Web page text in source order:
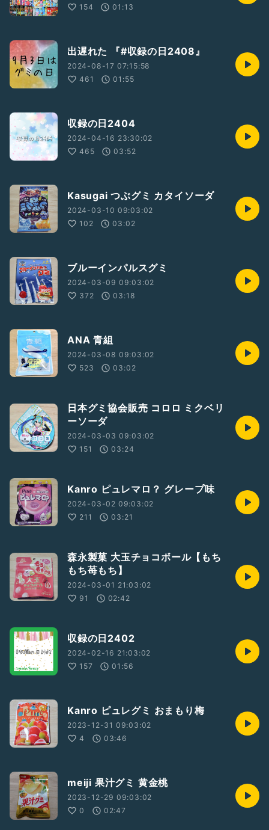
154
01:13
出遅れた 『#収録の日2408』
2024-08-17 07:15:58
461
01:55
収録の日2404
2024-04-16 23:30:02
465
03:52
Kasugai つぶグミ カタイソーダ
2024-03-10 09:03:02
102
03:02
ブルーインパルスグミ
2024-03-09 09:03:02
372
03:18
ANA 青組
2024-03-08 09:03:02
523
03:02
日本グミ協会販売 コロロ ミクベリ
ーソーダ
2024-03-03 09:03:02
151
03:24
Kanro ピュレマロ？ グレープ味
2024-03-02 09:03:02
211
03:21
森永製菓 大玉チョコボール【もち
もち苺もち】
2024-03-01 21:03:02
91
02:42
収録の日2402
2024-02-16 21:03:02
157
01:56
Kanro ピュレグミ おまもり梅
2023-12-31 09:03:02
4
03:46
meiji 果汁グミ 黄金桃
2023-12-29 09:03:02
0
02:47